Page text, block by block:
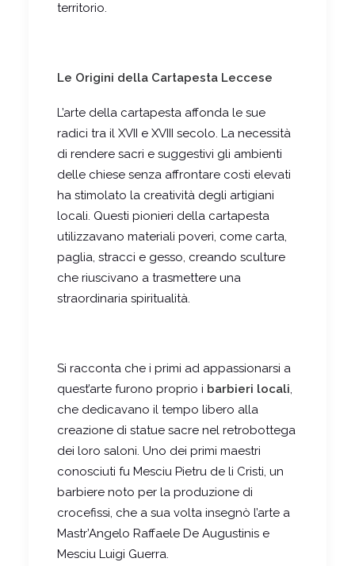
territorio.
Le Origini della Cartapesta Leccese
L’arte della cartapesta affonda le sue
radici tra il XVII e XVIII secolo. La necessità
di rendere sacri e suggestivi gli ambienti
delle chiese senza affrontare costi elevati
ha stimolato la creatività degli artigiani
locali. Questi pionieri della cartapesta
utilizzavano materiali poveri, come carta,
paglia, stracci e gesso, creando sculture
che riuscivano a trasmettere una
straordinaria spiritualità.
Si racconta che i primi ad appassionarsi a
quest’arte furono proprio i barbieri locali,
che dedicavano il tempo libero alla
creazione di statue sacre nel retrobottega
dei loro saloni. Uno dei primi maestri
conosciuti fu Mesciu Pietru de li Cristi, un
barbiere noto per la produzione di
crocefissi, che a sua volta insegnò l’arte a
Mastr’Angelo Raffaele De Augustinis e
Mesciu Luigi Guerra.